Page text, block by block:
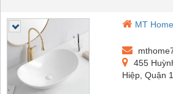
MT Home
455
Hiệp, Quận